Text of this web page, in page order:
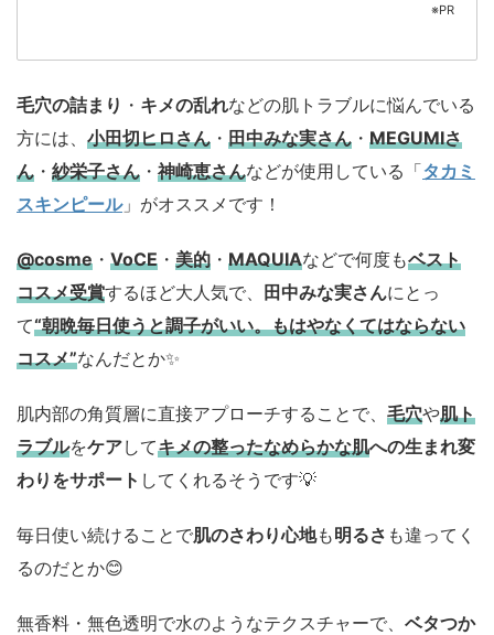
※PR
毛穴の詰まり ・ キメの乱れなどの肌トラブルに悩んでいる
方には、 小田切ヒロさん ・ 田中みな実さん ・ MEGUMIさ
ん ・ 紗栄子さん ・ 神崎恵さんなどが使用している「タカミ
スキンピール」がオススメです！
@cosme ・ VoCE ・ 美的 ・ MAQUIAなどで何度もベスト
コスメ受賞するほど大人気で、 田中みな実さんにとっ
て“朝晩毎日使うと調子がいい。もはやなくてはならない
コスメ”なんだとか✨
肌内部の角質層に直接アプローチすることで、 毛穴や肌ト
ラブルをケアしてキメの整ったなめらかな肌への生まれ変
わりをサポート してくれるそうです💡
毎日使い続けることで肌のさわり心地も明るさ も違ってく
るのだとか😊
無香料・無色透明で水のようなテクスチャーで、 ベタつか